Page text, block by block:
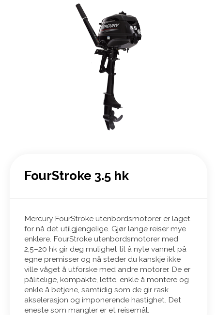
FourStroke 3.5 hk
Mercury FourStroke utenbordsmotorer er laget
for nå det utilgjengelige. Gjør lange reiser mye
enklere. FourStroke utenbordsmotorer med
2,5–20 hk gir deg mulighet til å nyte vannet på
egne premisser og nå steder du kanskje ikke
ville våget å utforske med andre motorer. De er
pålitelige, kompakte, lette, enkle å montere og
enkle å betjene, samtidig som de gir rask
akselerasjon og imponerende hastighet. Det
eneste som mangler er et reisemål.